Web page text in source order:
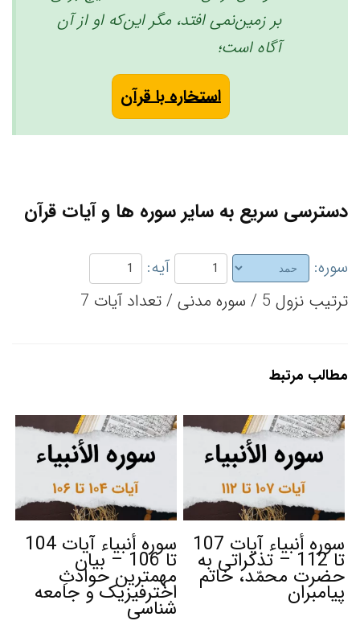
بر زمین‌نمی ‌افتد، مگر این‌که او از آن
آگاه است؛
استخاره با قرآن
دسترسی سریع به سایر سوره ها و آیات قرآن
سوره:
آیه:
ترتیب نزول 5 / سوره مدنی / تعداد آیات 7
مطالب مرتبط
سوره أنبیاء آیات 107
تا 112 – تذکراتی به
حضرت محمّد، خاتم
پیامبران
سوره أنبیاء آیات 104
تا 106 – بیان
مهمترین حوادثِ
اخترفیزیک و جامعه
شناسی